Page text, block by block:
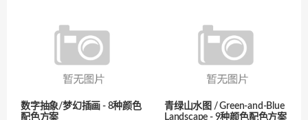
数字抽象/梦幻插画 - 8种颜色
配色方案
青绿山水图 / Green-and-Blue
Landscape - 9种颜色配色方案